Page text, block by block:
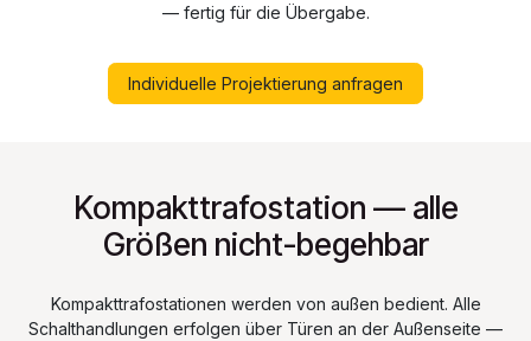
— fertig für die Übergabe.
Individuelle Projektierung anfragen
Kompakttrafostation — alle
Größen nicht-begehbar
Kompakttrafostationen werden von außen bedient. Alle
Schalthandlungen erfolgen über Türen an der Außenseite —